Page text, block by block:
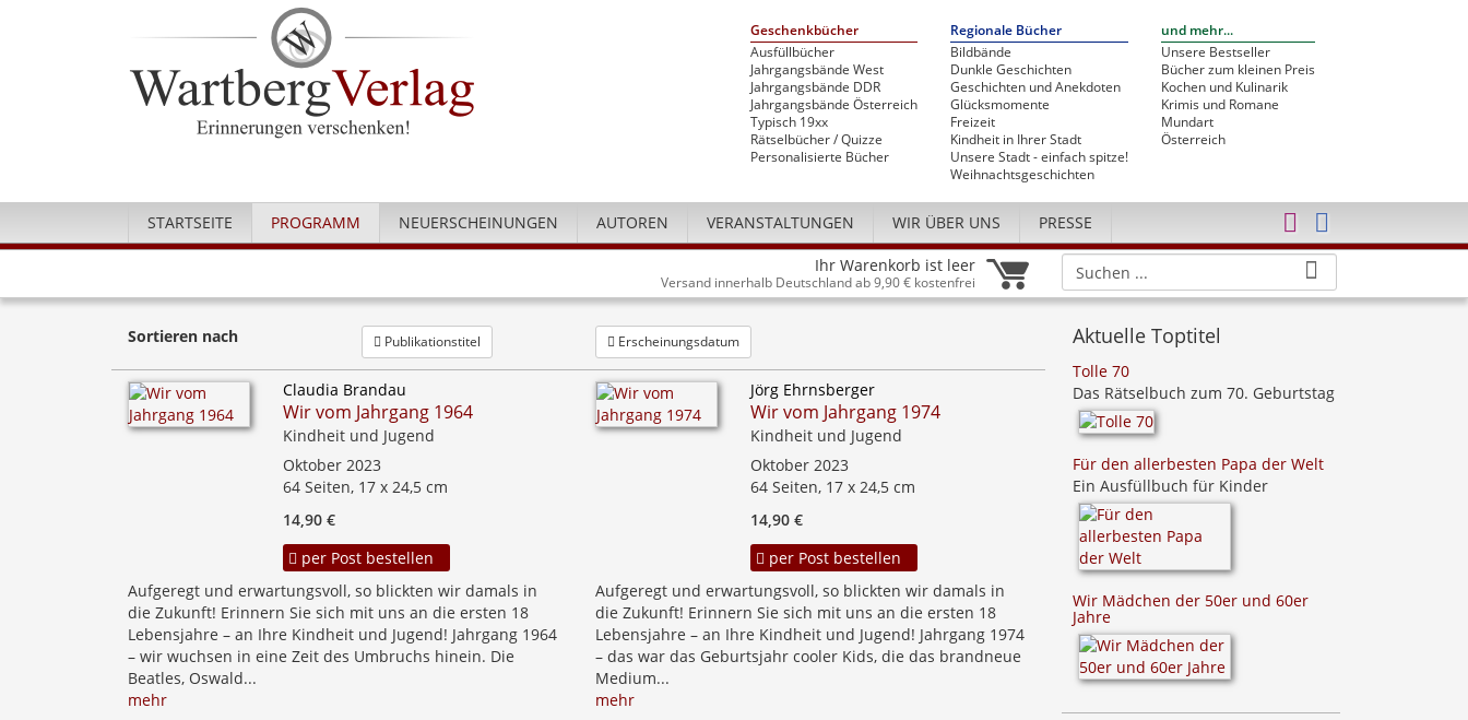
Geschenkbücher
Ausfüllbücher
Jahrgangsbände West
Jahrgangsbände DDR
Jahrgangsbände Österreich
Typisch 19xx
Rätselbücher / Quizze
Personalisierte Bücher
Regionale Bücher
Bildbände
Dunkle Geschichten
Geschichten und Anekdoten
Glücksmomente
Freizeit
Kindheit in Ihrer Stadt
Unsere Stadt - einfach spitze!
Weihnachtsgeschichten
und mehr...
Unsere Bestseller
Bücher zum kleinen Preis
Kochen und Kulinarik
Krimis und Romane
Mundart
Österreich
STARTSEITE PROGRAMM NEUERSCHEINUNGEN AUTOREN VERANSTALTUNGEN WIR ÜBER UNS PRESSE
Ihr Warenkorb ist leer
Versand innerhalb Deutschland ab 9,90 € kostenfrei
Sortieren nach Publikationstitel Erscheinungsdatum
Claudia Brandau
Wir vom Jahrgang 1964
Kindheit und Jugend
Oktober 2023
64 Seiten, 17 x 24,5 cm
14,90 €
per Post bestellen
Aufgeregt und erwartungsvoll, so blickten wir damals in
die Zukunft! Erinnern Sie sich mit uns an die ersten 18
Lebensjahre – an Ihre Kindheit und Jugend! Jahrgang 1964
– wir wuchsen in eine Zeit des Umbruchs hinein. Die
Beatles, Oswald...
mehr
Jörg Ehrnsberger
Wir vom Jahrgang 1974
Kindheit und Jugend
Oktober 2023
64 Seiten, 17 x 24,5 cm
14,90 €
per Post bestellen
Aufgeregt und erwartungsvoll, so blickten wir damals in
die Zukunft! Erinnern Sie sich mit uns an die ersten 18
Lebensjahre – an Ihre Kindheit und Jugend! Jahrgang 1974
– das war das Geburtsjahr cooler Kids, die das brandneue
Medium...
mehr
Aktuelle Toptitel
Tolle 70
Das Rätselbuch zum 70. Geburtstag
Für den allerbesten Papa der Welt
Ein Ausfüllbuch für Kinder
Wir Mädchen der 50er und 60er
Jahre